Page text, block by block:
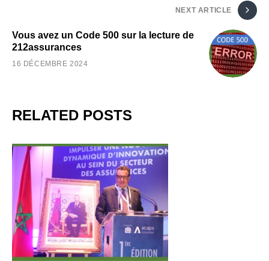
NEXT ARTICLE
Vous avez un Code 500 sur la lecture de
212assurances
16 DÉCEMBRE 2024
RELATED POSTS